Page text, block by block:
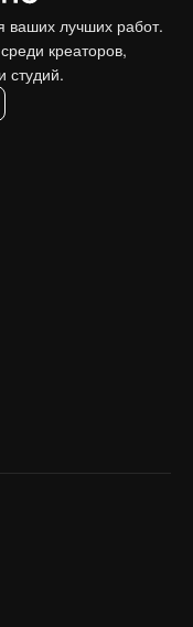
ваших лучших работ.
креаторов,
студий.